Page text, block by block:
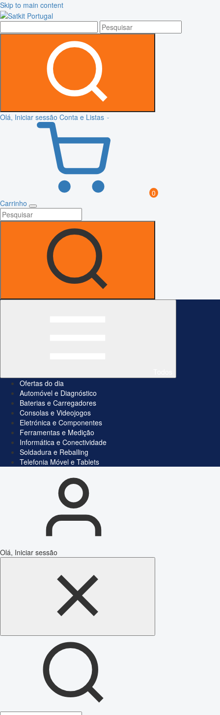
Skip to main content
Olá, Iniciar sessão Conta e Listas
0
Carrinho
Ofertas do dia
Automóvel e Diagnóstico
Baterias e Carregadores
Consolas e Videojogos
Eletrónica e Componentes
Ferramentas e Medição
Informática e Conectividade
Soldadura e Reballing
Telefonia Móvel e Tablets
Olá, Iniciar sessão